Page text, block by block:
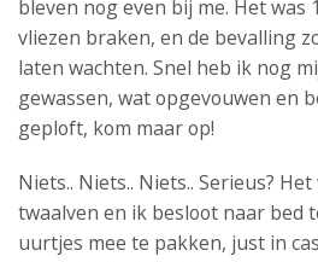
bleven nog even bij me. Het was
vliezen braken, en de bevalling
laten wachten. Snel heb ik nog
gewassen, wat opgevouwen en
geploft, kom maar op!
Niets.. Niets.. Niets.. Serieus?
twaalven en ik besloot naar bed
uurtjes mee te pakken, just in